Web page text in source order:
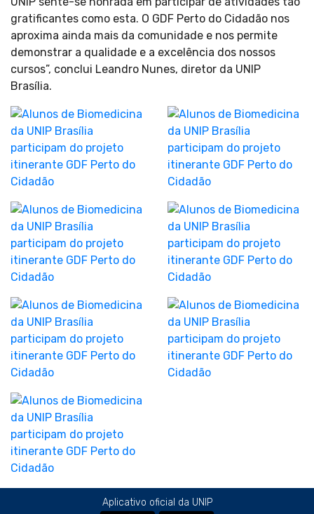
gratificantes como esta. O GDF Perto do Cidadão nos
aproxima ainda mais da comunidade e nos permite
demonstrar a qualidade e a excelência dos nossos
cursos”, conclui Leandro Nunes, diretor da UNIP
Brasília.
Aplicativo oficial da UNIP